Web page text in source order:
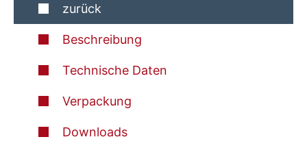
zurück
Beschreibung
Technische Daten
Verpackung
Downloads